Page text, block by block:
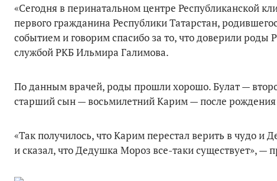
«Сегодня в перинатальном центре Республиканской
первого гражданина Республики Татарстан,
событием и говорим спасибо за то, что доверили роды
службой РКБ Ильмира Галимова.
По данным врачей, роды прошли хорошо. Булат —
старший сын — восьмилетний Карим — после
«Так получилось, что Карим перестал верить в чудо
и сказал, что Дедушка Мороз все-таки существует», —